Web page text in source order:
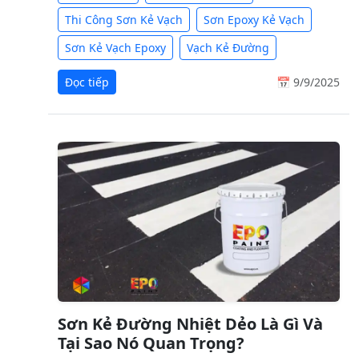
Thi Công Sơn Kẻ Vạch
Sơn Epoxy Kẻ Vạch
Sơn Kẻ Vạch Epoxy
Vạch Kẻ Đường
Đọc tiếp 📅 9/9/2025
Sơn Kẻ Đường Nhiệt Dẻo Là Gì Và
Tại Sao Nó Quan Trọng?